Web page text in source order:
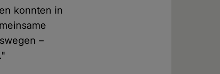
konnten in
–